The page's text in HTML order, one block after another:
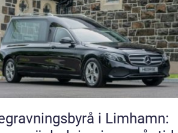
i Limhamn: